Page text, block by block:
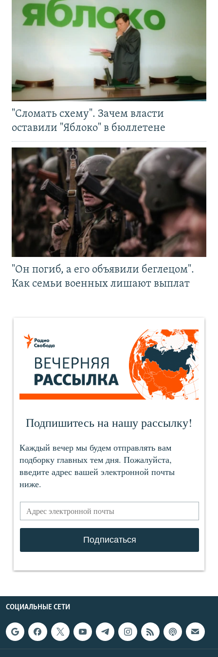
"Сломать схему". Зачем власти
оставили "Яблоко" в бюллетене
"Он погиб, а его объявили беглецом".
Как семьи военных лишают выплат
СОЦИАЛЬНЫЕ СЕТИ